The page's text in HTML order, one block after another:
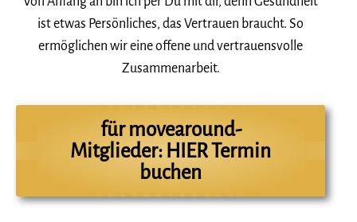
ist etwas Persönliches, das Vertrauen braucht. So
ermöglichen wir eine offene und vertrauensvolle
Zusammenarbeit.
für movearound-
Mitglieder: HIER Termin
buchen